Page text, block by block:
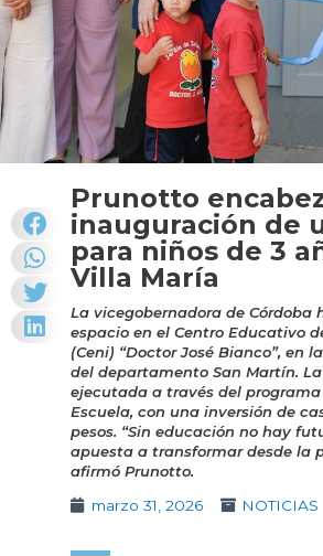
Prunotto
inauguración de
para niños de 3
Villa María
La vicegobernadora de Córdoba
espacio en el Centro Educativo
(Ceni) “Doctor José Bianco”, en
del departamento San Martín.
ejecutada a través del
Escuela, con una inversión de
pesos. “Sin educación no hay
apuesta a transformar desde la
afirmó Prunotto.
marzo 31, 2026
NOTICIAS